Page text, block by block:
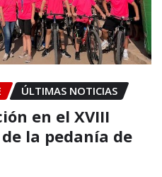
ÚLTIMAS NOTICIAS
en el XVIII
la pedanía de